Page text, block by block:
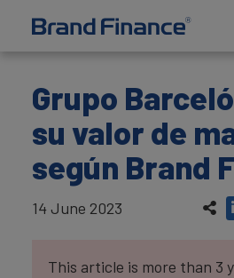
Grupo
su valor de
según Brand
14 June 2023
This article is more than 3